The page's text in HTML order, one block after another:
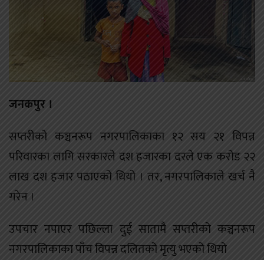
जनकपुर ।
सप्तरीको कञ्चनरूप नगरपालिकाका १२ सय २१ विपन्न
परिवारका लागि सरकारले दश हजारका दरले एक करोड २२
लाख दश हजार पठाएको थियो । तर, नगरपालिकाले खर्च नै
गरेन ।
उपचार नपाएर पछिल्ला दुई सातामै सप्तरीको कञ्चनरूप
नगरपालिकाका पाँच विपन्न दलितको मृत्यु भएको थियो